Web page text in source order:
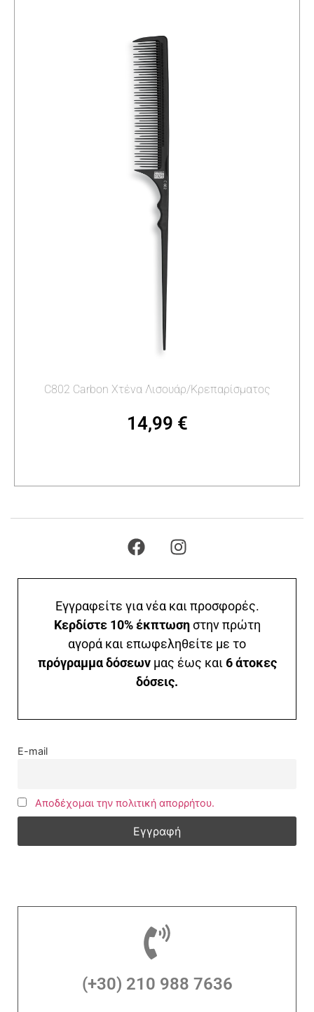
C802 Carbon Χτένα Λισουάρ/Κρεπαρίσματος
14,99 €
Εγγραφείτε για νέα και προσφορές.
Κερδίστε 10% έκπτωσηστην πρώτη
αγορά και επωφεληθείτε με το
πρόγραμμα δόσεωνμας έως και6 άτοκες
δόσεις.
E-mail
Αποδέχομαι την πολιτική απορρήτου.
(+30) 210 988 7636